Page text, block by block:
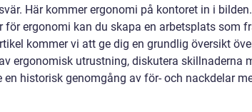
Här kommer ergonomi på kontoret in i
ergonomi kan du skapa en arbetsplats som
kommer vi att ge dig en grundlig översikt
ergonomisk utrustning, diskutera skillnaderna
historisk genomgång av för- och nackdelar